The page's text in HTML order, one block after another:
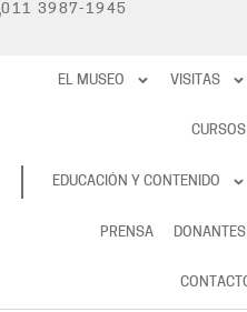
011 3987-1945
RESERVAS
EL MUSEO VISITAS
CURSOS
EDUCACIÓN Y CONTENIDO
PRENSA DONANTES